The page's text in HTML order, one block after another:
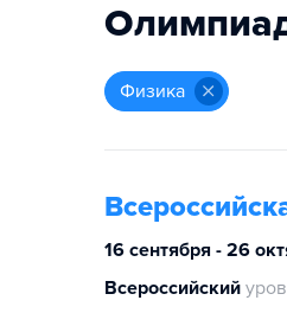
физика
16 сентября - 26
Всероссийский